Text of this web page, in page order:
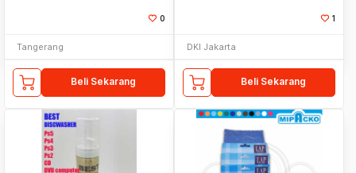
0
Tangerang
Beli Sekarang
1
DKI Jakarta
Beli Sekarang